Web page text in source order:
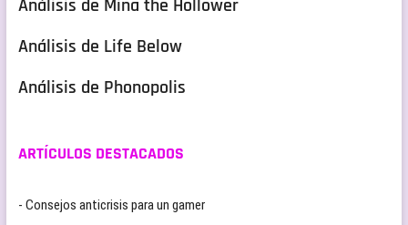
Análisis de Mina the Hollower
Análisis de Life Below
Análisis de Phonopolis
ARTÍCULOS DESTACADOS
- Consejos anticrisis para un gamer